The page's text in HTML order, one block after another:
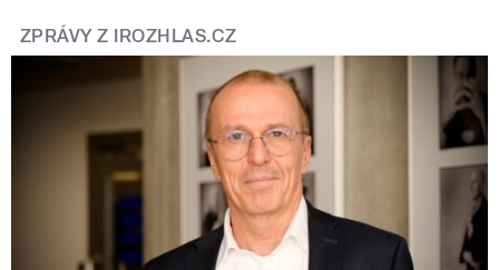
ZPRÁVY Z IROZHLAS.CZ